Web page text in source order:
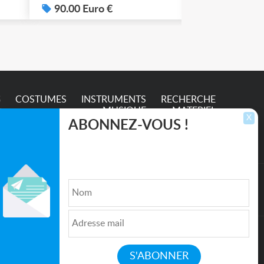
90.00 Euro €
COSTUMES
INSTRUMENTS
MUSIQUE
RECHERCHE
MATERIEL
et de l'Entertainment
Qui sommes nous ?| Médias| Newsletter| CGU|
Politique de confidentialité
Partenaires
Mentions légales
X
ABONNEZ-VOUS !